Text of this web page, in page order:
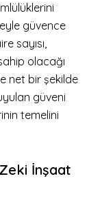
güvence
sayısı,
olacağı
net bir şekilde
güveni
temelini
İnşaat